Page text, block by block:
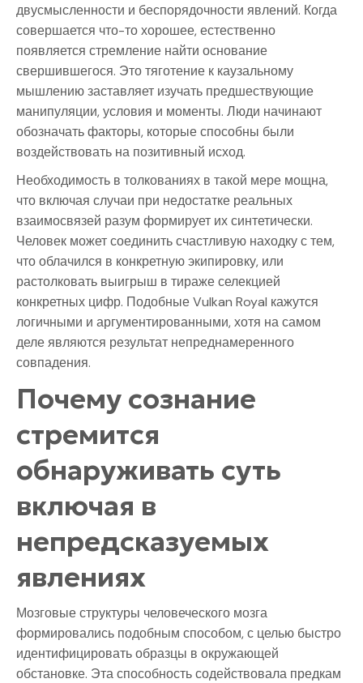
двусмысленности и беспорядочности явлений. Когда
совершается что-то хорошее, естественно
появляется стремление найти основание
свершившегося. Это тяготение к каузальному
мышлению заставляет изучать предшествующие
манипуляции, условия и моменты. Люди начинают
обозначать факторы, которые способны были
воздействовать на позитивный исход.
Необходимость в толкованиях в такой мере мощна,
что включая случаи при недостатке реальных
взаимосвязей разум формирует их синтетически.
Человек может соединить счастливую находку с тем,
что облачился в конкретную экипировку, или
растолковать выигрыш в тираже селекцией
конкретных цифр. Подобные Vulkan Royal кажутся
логичными и аргументированными, хотя на самом
деле являются результат непреднамеренного
совпадения.
Почему сознание
стремится
обнаруживать суть
включая в
непредсказуемых
явлениях
Мозговые структуры человеческого мозга
формировались подобным способом, с целью быстро
идентифицировать образцы в окружающей
обстановке. Эта способность содействовала предкам